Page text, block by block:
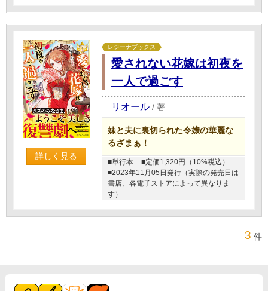
詳しく見る
レジーナブックス
愛されない花嫁は初夜を
一人で過ごす
リオール / 著
妹と夫に裏切られた令嬢の華麗な
るざまぁ！
■単行本
■定価1,320円（10%税込）
■2023年11月05日発行（実際の発売日は
書店、各電子ストアによって異なりま
す）
3 件